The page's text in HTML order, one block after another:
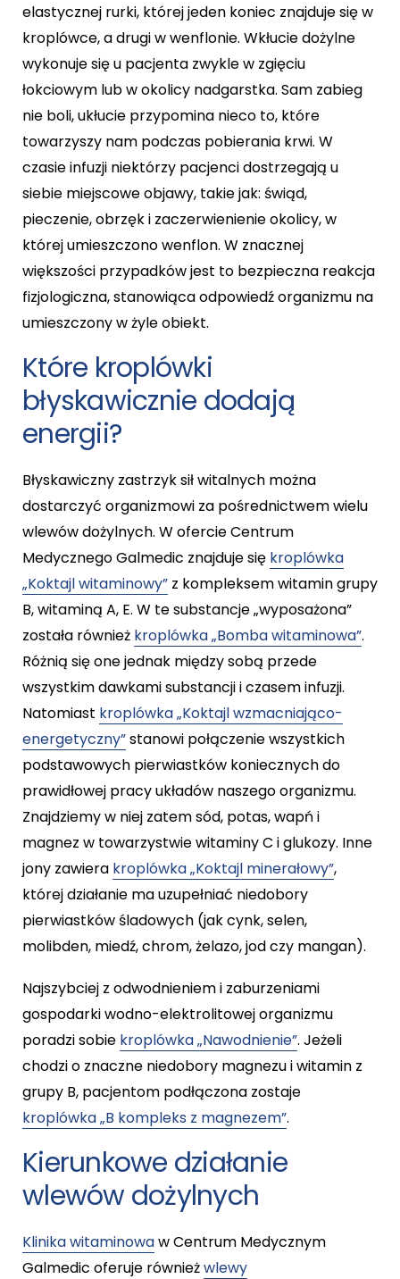
elastycznej rurki, której jeden koniec znajduje się w
kroplówce, a drugi w wenflonie. Wkłucie dożylne
wykonuje się u pacjenta zwykle w zgięciu
łokciowym lub w okolicy nadgarstka. Sam zabieg
nie boli, ukłucie przypomina nieco to, które
towarzyszy nam podczas pobierania krwi. W
czasie infuzji niektórzy pacjenci dostrzegają u
siebie miejscowe objawy, takie jak: świąd,
pieczenie, obrzęk i zaczerwienienie okolicy, w
której umieszczono wenflon. W znacznej
większości przypadków jest to bezpieczna reakcja
fizjologiczna, stanowiąca odpowiedź organizmu na
umieszczony w żyle obiekt.
Które kroplówki
błyskawicznie dodają
energii?
Błyskawiczny zastrzyk sił witalnych można
dostarczyć organizmowi za pośrednictwem wielu
wlewów dożylnych. W ofercie Centrum
Medycznego Galmedic znajduje się kroplówka
„Koktajl witaminowy” z kompleksem witamin grupy
B, witaminą A, E. W te substancje „wyposażona”
została również kroplówka „Bomba witaminowa”.
Różnią się one jednak między sobą przede
wszystkim dawkami substancji i czasem infuzji.
Natomiast kroplówka „Koktajl wzmacniająco-
energetyczny”stanowi połączenie wszystkich
podstawowych pierwiastków koniecznych do
prawidłowej pracy układów naszego organizmu.
Znajdziemy w niej zatem sód, potas, wapń i
magnez w towarzystwie witaminy C i glukozy. Inne
jony zawiera kroplówka „Koktajl minerałowy”,
której działanie ma uzupełniać niedobory
pierwiastków śladowych (jak cynk, selen,
molibden, miedź, chrom, żelazo, jod czy mangan).
Najszybciej z odwodnieniem i zaburzeniami
gospodarki wodno-elektrolitowej organizmu
poradzi sobie kroplówka „Nawodnienie”. Jeżeli
chodzi o znaczne niedobory magnezu i witamin z
grupy B, pacjentom podłączona zostaje
kroplówka „B kompleks z magnezem”.
Kierunkowe działanie
wlewów dożylnych
Klinika witaminowaw Centrum Medycznym
Galmedic oferuje równieżwlewy